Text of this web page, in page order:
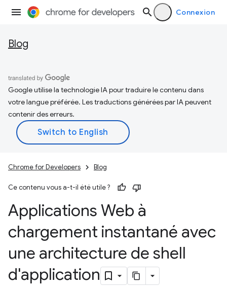
Connexion
Blog
Google utilise la technologie IA pour traduire le contenu dans
votre langue préférée. Les traductions générées par IA peuvent
contenir des erreurs.
Chrome for Developers Blog
Ce contenu vous a-t-il été utile ?
Applications Web à
chargement instantané avec
une architecture de shell
d'application